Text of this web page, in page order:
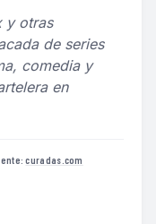
y otras
de series
comedia y
en
curadas.com